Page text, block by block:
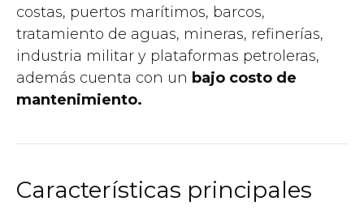
costas, puertos marítimos, barcos,
tratamiento de aguas, mineras, refinerías,
industria militar y plataformas petroleras,
además cuenta con un bajo costo de
mantenimiento.
Características principales